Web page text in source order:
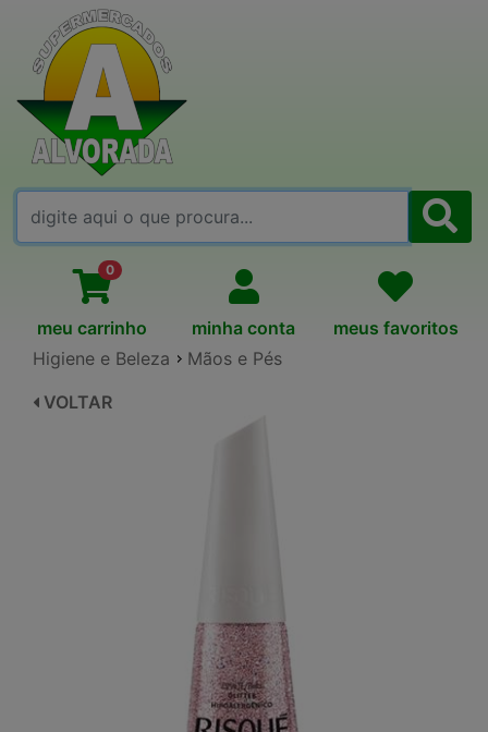
FALE CONOSCO
0
meu carrinho minha conta
meus favoritos
Higiene e Beleza
Mãos e Pés
VOLTAR